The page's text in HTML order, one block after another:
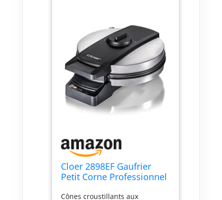
Cloer 2898EF Gaufrier
Petit Corne Professionnel
Cônes croustillants aux